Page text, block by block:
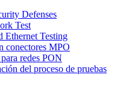
Defenses
Test
Ethernet Testing
conectores MPO
redes PON
del proceso de pruebas